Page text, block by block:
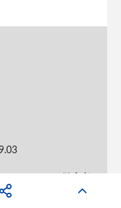
チー テン・リング